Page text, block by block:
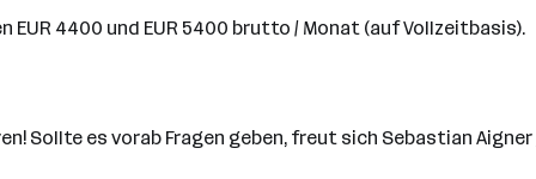
4400 und EUR 5400 brutto / Monat (auf Vollzeitbasis).
Sollte es vorab Fragen geben, freut sich Sebastian Aigner